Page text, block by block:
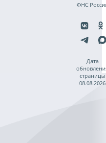
ФНС
Дата
страницы
08.08.2026